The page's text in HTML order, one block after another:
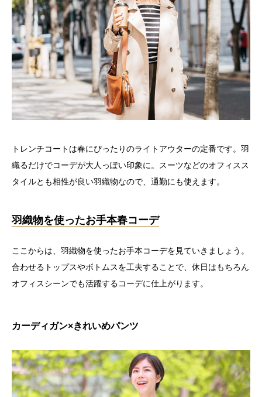
トレンチコートは春にぴったりのライトアウターの定番です。羽
織るだけでコーデが大人っぽい印象に。スーツなどのオフィスス
タイルとも相性が良い羽織物なので、通勤にも使えます。
羽織物を使ったお手本春コーデ
ここからは、羽織物を使ったお手本コーデを見ていきましょう。
合わせるトップスやボトムスを工夫することで、休日はもちろん
オフィスシーンでも活躍するコーデに仕上がります。
カーディガン×きれいめパンツ